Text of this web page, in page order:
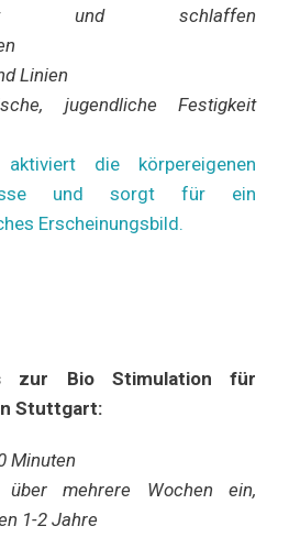
und schlaffen
Linien
jugendliche Festigkeit
aktiviert die körpereigenen
und sorgt für ein
Erscheinungsbild.
zur Bio Stimulation für
Stuttgart:
Minuten
über mehrere Wochen ein,
1-2 Jahre